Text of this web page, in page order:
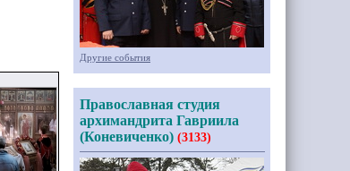
Другие события
Православная студия
архимандрита Гавриила
(Коневиченко) (3133)